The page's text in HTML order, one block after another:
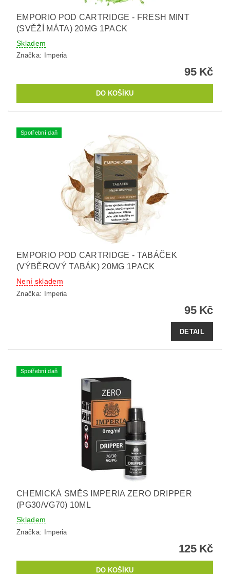
EMPORIO POD CARTRIDGE - FRESH MINT
(SVĚŽÍ MÁTA) 20MG 1PACK
Skladem
Značka: Imperia
95 Kč
Spotřební daň
EMPORIO POD CARTRIDGE - TABÁČEK
(VÝBĚROVÝ TABÁK) 20MG 1PACK
Není skladem
Značka: Imperia
95 Kč
DETAIL
Spotřební daň
CHEMICKÁ SMĚS IMPERIA ZERO DRIPPER
(PG30/VG70) 10ML
Skladem
Značka: Imperia
125 Kč